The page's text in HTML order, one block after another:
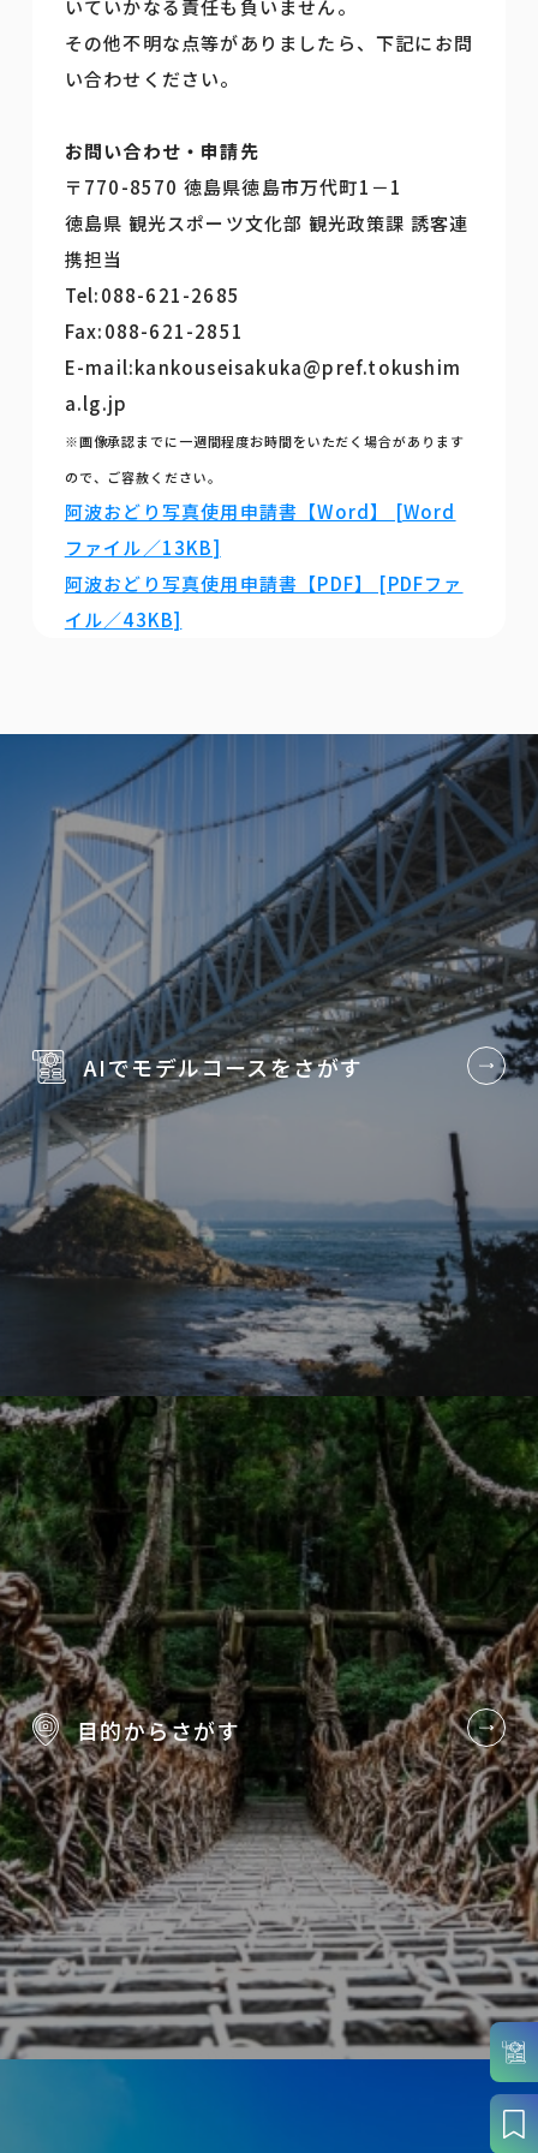
いていかなる責任も負いません。
その他不明な点等がありましたら、下記にお問
い合わせください。
お問い合わせ・申請先
〒770-8570 徳島県徳島市万代町1－1
徳島県 観光スポーツ文化部 観光政策課 誘客連
携担当
Tel:088-621-2685
Fax:088-621-2851
E-mail:kankouseisakuka@pref.tokushim
a.lg.jp
※画像承認までに一週間程度お時間をいただく場合があります
ので、ご容赦ください。
阿波おどり写真使用申請書【Word】 [Word
ファイル／13KB]
阿波おどり写真使用申請書【PDF】 [PDFファ
イル／43KB]
AIでモデルコースをさがす
目的からさがす